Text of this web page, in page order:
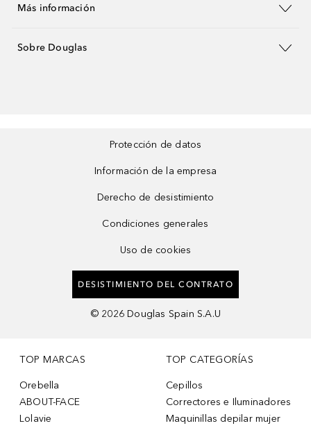
Más información
Sobre Douglas
Protección de datos
Información de la empresa
Derecho de desistimiento
Condiciones generales
Uso de cookies
DESISTIMIENTO DEL CONTRATO
© 2026 Douglas Spain S.A.U
TOP MARCAS
Orebella
ABOUT-FACE
Lolavie
TOP CATEGORÍAS
Cepillos
Correctores e Iluminadores
Maquinillas depilar mujer